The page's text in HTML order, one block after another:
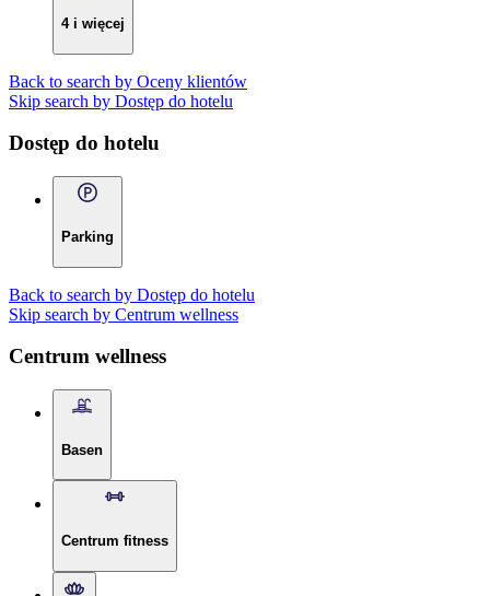
4 i więcej
Back to search by Oceny klientów
Skip search by Dostęp do hotelu
Dostęp do hotelu
Parking
Back to search by Dostęp do hotelu
Skip search by Centrum wellness
Centrum wellness
Basen
Centrum fitness